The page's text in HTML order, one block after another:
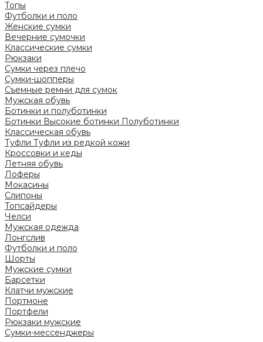
Топы
Футболки и поло
Женские сумки
Вечерние сумочки
Классические сумки
Рюкзаки
Сумки через плечо
Сумки-шопперы
Съемные ремни для сумок
Мужская обувь
Ботинки и полуботинки
Ботинки Высокие ботинки Полуботинки
Классическая обувь
Туфли Туфли из редкой кожи
Кроссовки и кеды
Летняя обувь
Лоферы
Мокасины
Слипоны
Топсайдеры
Челси
Мужская одежда
Лонгслив
Футболки и поло
Шорты
Мужские сумки
Барсетки
Клатчи мужские
Портмоне
Портфели
Рюкзаки мужские
Сумки-мессенджеры